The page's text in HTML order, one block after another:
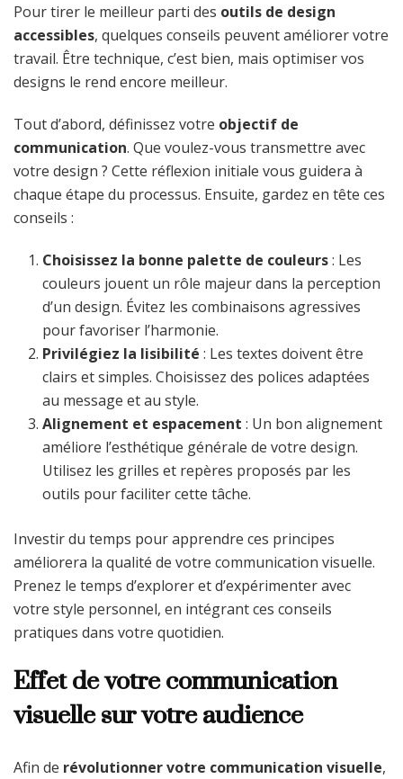
Pour tirer le meilleur parti des outils de design
accessibles, quelques conseils peuvent améliorer votre
travail. Être technique, c’est bien, mais optimiser vos
designs le rend encore meilleur.
Tout d’abord, définissez votre objectif de
communication. Que voulez-vous transmettre avec
votre design ? Cette réflexion initiale vous guidera à
chaque étape du processus. Ensuite, gardez en tête ces
conseils :
Choisissez la bonne palette de couleurs: Les
couleurs jouent un rôle majeur dans la perception
d’un design. Évitez les combinaisons agressives
pour favoriser l’harmonie.
Privilégiez la lisibilité : Les textes doivent être
clairs et simples. Choisissez des polices adaptées
au message et au style.
Alignement et espacement : Un bon alignement
améliore l’esthétique générale de votre design.
Utilisez les grilles et repères proposés par les
outils pour faciliter cette tâche.
Investir du temps pour apprendre ces principes
améliorera la qualité de votre communication visuelle.
Prenez le temps d’explorer et d’expérimenter avec
votre style personnel, en intégrant ces conseils
pratiques dans votre quotidien.
Effet de votre communication
visuelle sur votre audience
Afin de révolutionner votre communication visuelle,